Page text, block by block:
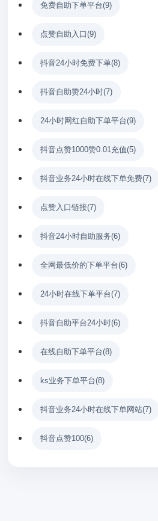
免费自助下单平台(9)
点赞自助入口(9)
抖音24小时免费下单(8)
抖音自助赞24小时(7)
24小时网红自助下单平台(9)
抖音点赞1000赞0.01充值(5)
抖音业务24小时在线下单免费(7)
点赞入口链接(7)
抖音24小时自助服务(6)
全网最低价的下单平台(6)
24小时在线下单平台(7)
抖音自助平台24小时(6)
在线自助下单平台(8)
ks业务下单平台(8)
抖音业务24小时在线下单网站(7)
抖音点赞100(6)